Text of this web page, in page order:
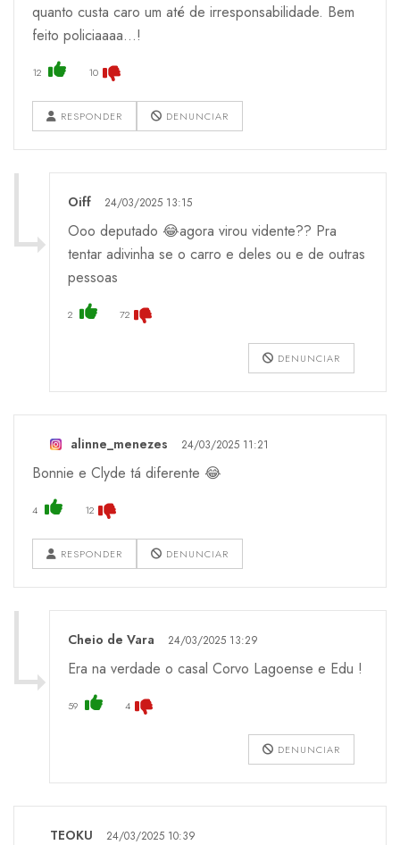
quanto custa caro um até de irresponsabilidade. Bem
feito policiaaaa...!
12 10
RESPONDER DENUNCIAR
Oiff 24/03/2025 13:15
Ooo deputado 😂agora virou vidente?? Pra
tentar adivinha se o carro e deles ou e de outras
pessoas
2 72
DENUNCIAR
alinne_menezes 24/03/2025 11:21
Bonnie e Clyde tá diferente 😂
4 12
RESPONDER DENUNCIAR
Cheio de Vara 24/03/2025 13:29
Era na verdade o casal Corvo Lagoense e Edu !
59 4
DENUNCIAR
TEOKU 24/03/2025 10:39